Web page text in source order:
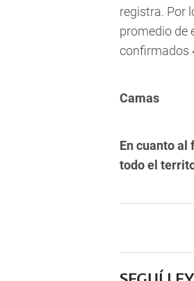
registra. Por
promedio de
confirmados
Camas
En cuanto al
todo el